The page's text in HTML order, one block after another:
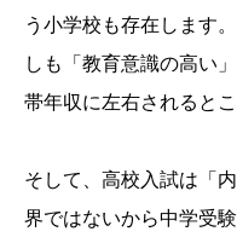
う小学校も存在します
しも「教育意識の高い
帯年収に左右されると
そして、高校入試は「
界ではないから中学受